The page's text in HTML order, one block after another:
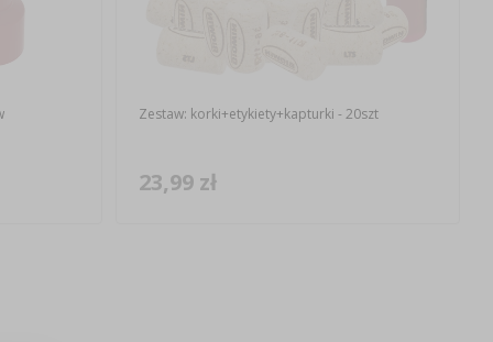
Zestaw: korki+etykiety+kapturki - 20szt
23,99 zł